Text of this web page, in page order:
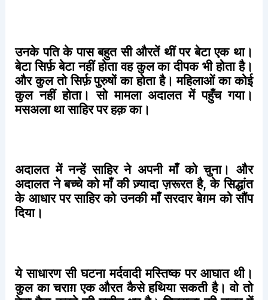
उनके पति के पास बहुत सी औरतें थीं पर बेटा एक था।
बेटा सिर्फ़ बेटा नहीं होता वह कुल का दीपक भी होता है।
और कुल तो सिर्फ़ पुरुषों का होता है। महिलाओं का कोई
कुल नहीं होता। सो मामला अदालत में पहुँच गया।
मसअला थासाहिरपरहक़का।
अदालत में नन्हें साहिर ने अपनी माँ को चुना। और
अदालत ने बच्चे को माँ की ज़्यादा ज़रूरत है,के सिद्धांत
के आधार पर साहिर को उनकी माँ सरदार बेग़म को सौंप
दिया।
ये साधारण सी घटना मर्दवादी मस्तिष्क पर आघात थी।
कुल का चराग़ एक औरत कैसे हथिया सकती है। वो तो